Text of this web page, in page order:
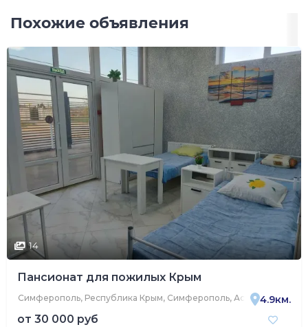
Похожие объявления
14
Пансионат для пожилых Крым
Симферополь, Республика Крым, Симферополь, Астраханская
4.9км.
от 30 000 руб